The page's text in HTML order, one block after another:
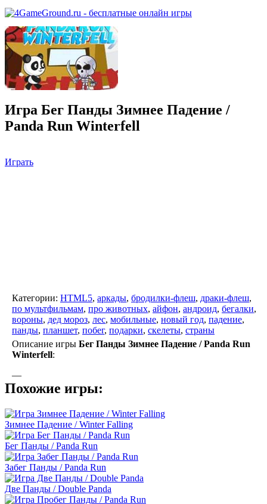
Игра Бег Панды Зимнее Падение /
Panda Run Winterfell
Играть
Категории: HTML5, аркады, бродилки-флеш, драки-флеш,
по мультфильмам, про животных, айфон, андроид, бегалки,
вороны, дед мороз, лес, мобильные, новый год, падение,
панды, планшет, побег, подарки, скелеты, страны
Описание игры Бег Панды Зимнее Падение / Panda Run
Winterfell:
—
Похожие игры:
Зимнее Падение / Winter Falling
Бег Панды / Panda Run
Забег Панды / Panda Run
Две Панды / Double Panda